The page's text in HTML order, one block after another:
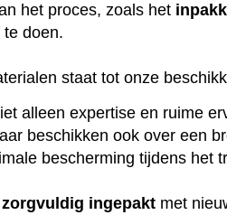
het proces, zoals het
te doen.
staat tot onze
alleen expertise en ruime
beschikken ook over een
bescherming tijdens het
zorgvuldig ingepakt met